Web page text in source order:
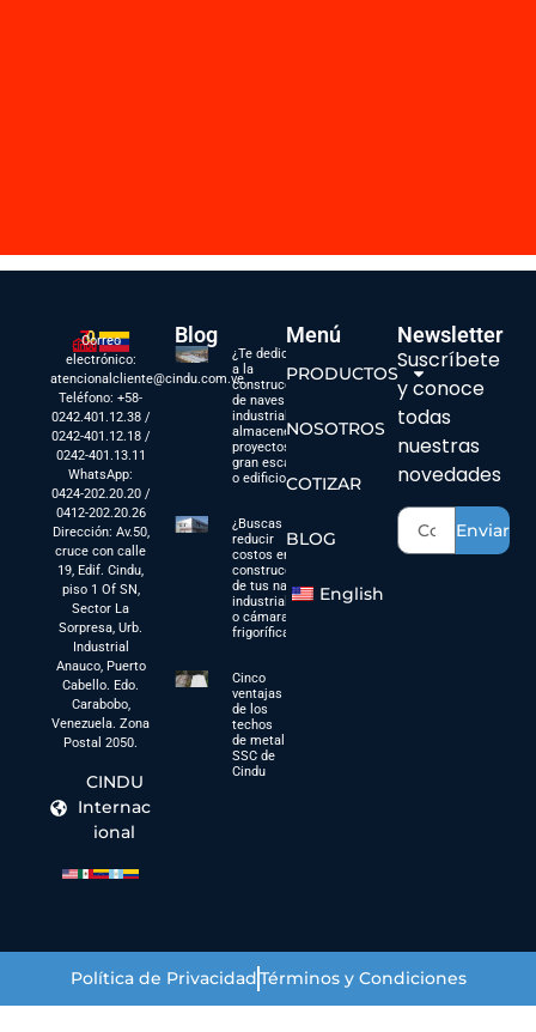
Correo
electrónico:
atencionalcliente@cindu.com.ve
Teléfono: +58-
0242.401.12.38 /
0242-401.12.18 /
0242-401.13.11
WhatsApp:
0424-202.20.20 /
0412-202.20.26
Dirección: Av.50,
cruce con calle
19, Edif. Cindu,
piso 1 Of SN,
Sector La
Sorpresa, Urb.
Industrial
Anauco, Puerto
Cabello. Edo.
Carabobo,
Venezuela. Zona
Postal 2050.
CINDU
Internac
ional
Blog
¿Te dedicas
a la
construcción
de naves
industriales,
almacenes,
proyectos a
gran escala
o edificios?
¿Buscas
reducir
costos en la
construcción
de tus naves
industriales
o cámaras
frigoríficas?
Cinco
ventajas
de los
techos
de metal
SSC de
Cindu
Menú
PRODUCTOS
NOSOTROS
COTIZAR
BLOG
English
Newsletter
Suscríbete
y conoce
todas
nuestras
novedades
Enviar
Política de PrivacidadTérminos y Condiciones